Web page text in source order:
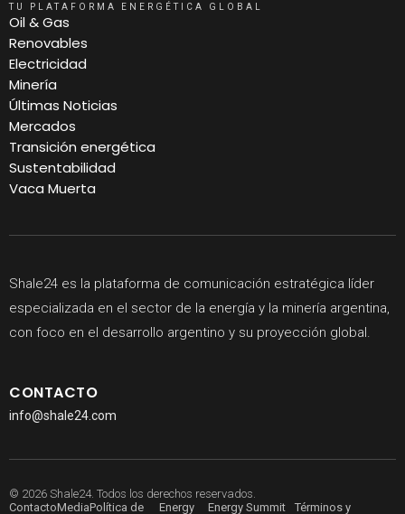
TU PLATAFORMA ENERGÉTICA GLOBAL
Oil & Gas
Renovables
Electricidad
Minería
Últimas Noticias
Mercados
Transición energética
Sustentabilidad
Vaca Muerta
Shale24 es la plataforma de comunicación estratégica líder
especializada en el sector de la energía y la minería argentina,
con foco en el desarrollo argentino y su proyección global.
CONTACTO
info@shale24.com
© 2026 Shale24. Todos los derechos reservados.
ContactoMediaPolítica de
Energy
Energy Summit
Términos y